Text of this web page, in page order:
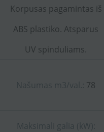
Korpusas pagamintas iš
ABS plastiko. Atsparus
UV spinduliams.
Našumas m3/val.: 78
Maksimali galia (kW):